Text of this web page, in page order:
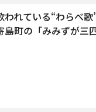
われている“わらべ
町の「みみずが三匹